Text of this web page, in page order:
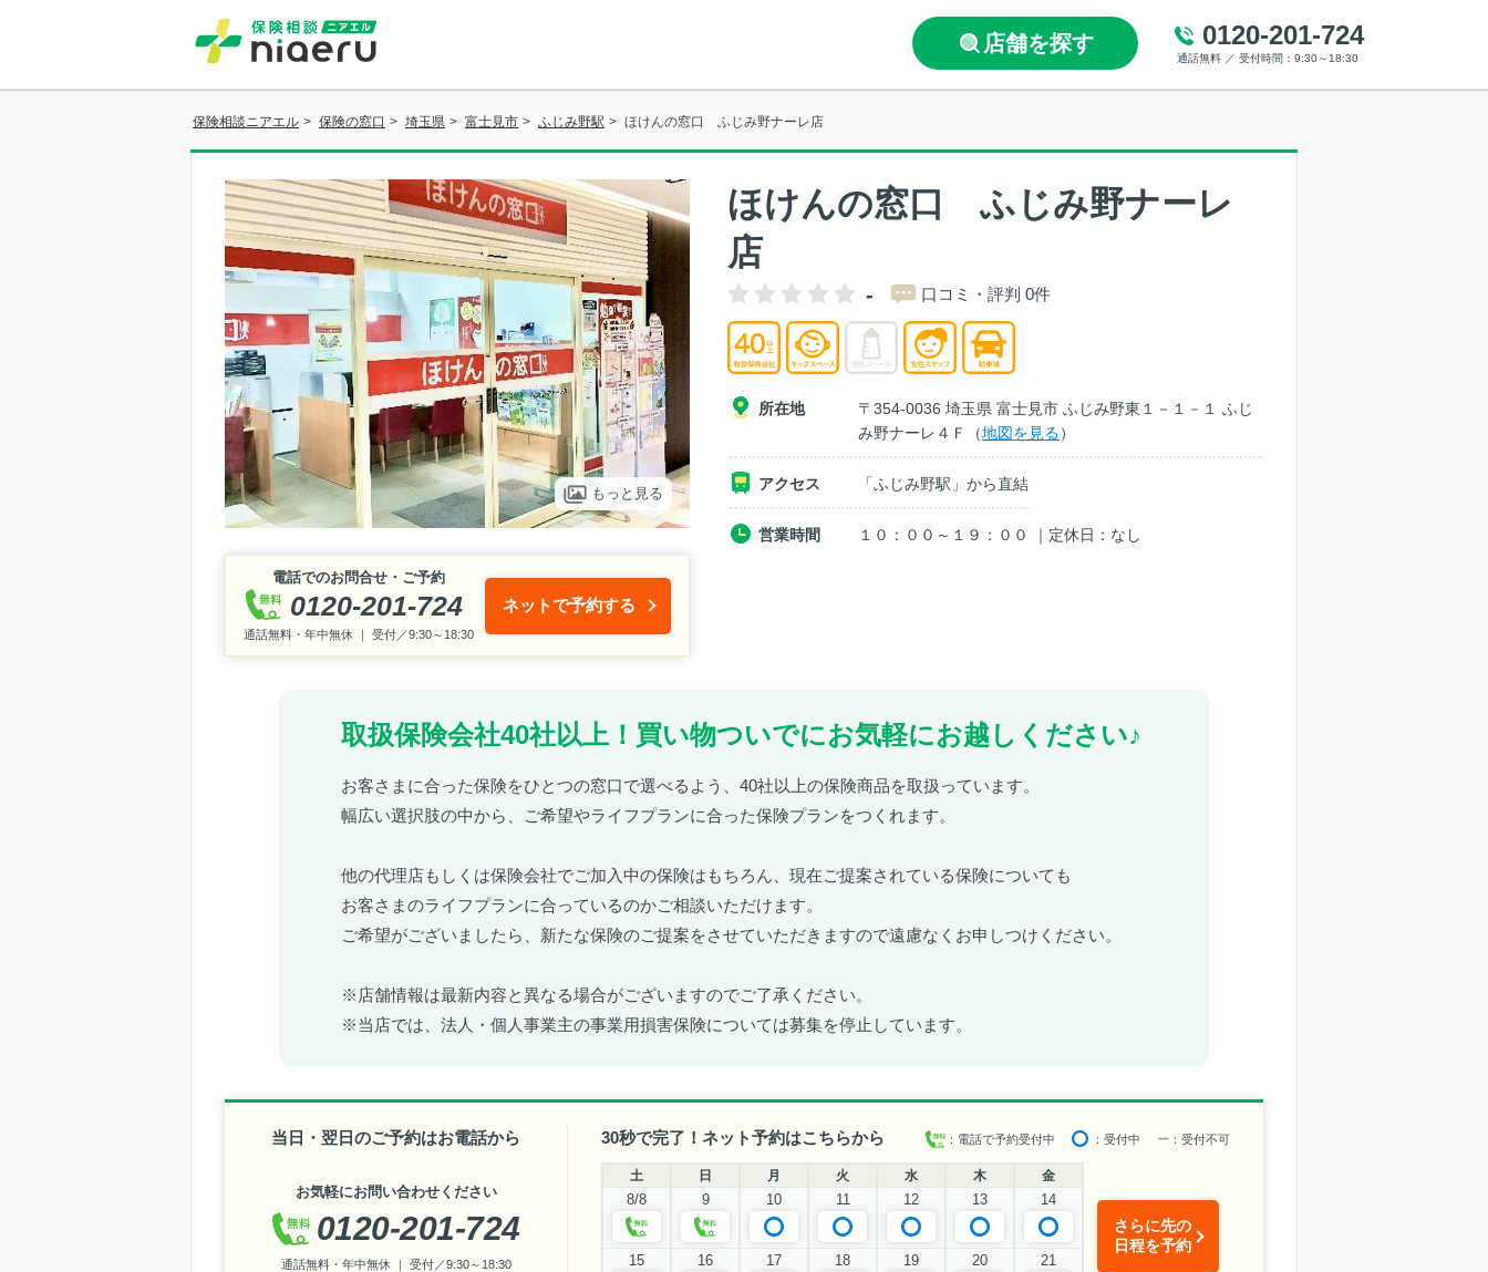
店舗を探す 0120-201-724
通話無料 ／ 受付時間：9:30～18:30
保険相談ニアエル > 保険の窓口 > 埼玉県 > 富士見市 > ふじみ野駅 > ほけんの窓口 ふじみ野ナーレ店
もっと見る
電話でのお問合せ・ご予約
0120-201-724
通話無料・年中無休 ｜ 受付／9:30～18:30
ネットで予約する
ほけんの窓口 ふじみ野ナーレ
店
- 口コミ・評判 0件
所在地
〒354-0036 埼玉県 富士見市 ふじみ野東１－１－１ ふじ
み野ナーレ４Ｆ（地図を見る）
アクセス 「ふじみ野駅」から直結
営業時間 １０：００～１９：００ ｜定休日：なし
取扱保険会社40社以上！買い物ついでにお気軽にお越しください♪
お客さまに合った保険をひとつの窓口で選べるよう、40社以上の保険商品を取扱っています。
幅広い選択肢の中から、ご希望やライフプランに合った保険プランをつくれます。
他の代理店もしくは保険会社でご加入中の保険はもちろん、現在ご提案されている保険についても
お客さまのライフプランに合っているのかご相談いただけます。
ご希望がございましたら、新たな保険のご提案をさせていただきますので遠慮なくお申しつけください。
※店舗情報は最新内容と異なる場合がございますのでご了承ください。
※当店では、法人・個人事業主の事業用損害保険については募集を停止しています。
当日・翌日のご予約はお電話から
お気軽にお問い合わせください
0120-201-724
通話無料・年中無休 ｜ 受付／9:30～18:30
30秒で完了！ネット予約はこちらから ：電話で予約受付中 ：受付中 ー ：受付不可
土 日 月 火 水 木 金
8/8 9 10 11 12 13 14
15 16 17 18 19 20 21
さらに先の
日程を予約